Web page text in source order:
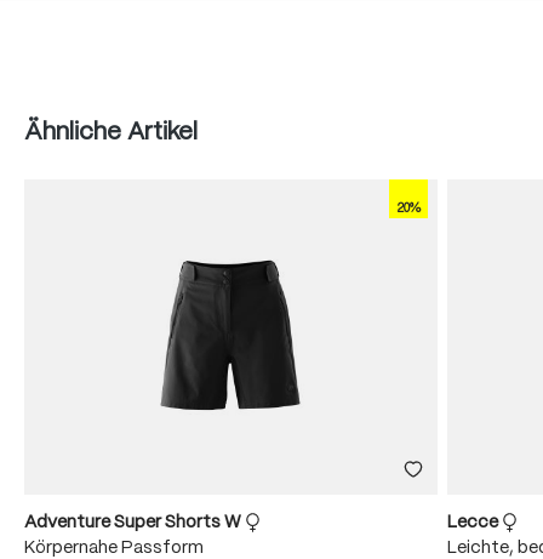
Produktgalerie überspringen
Ähnliche Artikel
20%
Adventure Super Shorts W
Körpernahe Passform
Lecce
Leichte,